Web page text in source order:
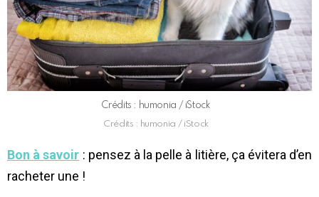
Crédits : humonia / iStock
Crédits : humonia / iStock
Bon à savoir : pensez à la pelle à litière, ça évitera d’en
racheter une !